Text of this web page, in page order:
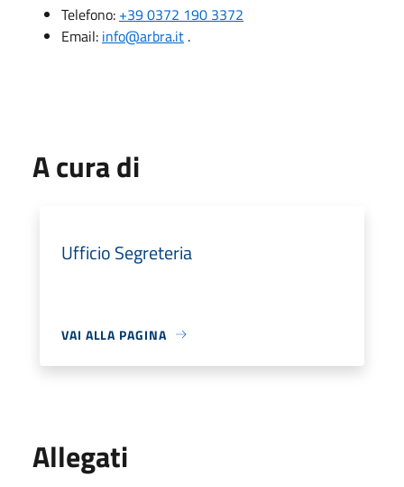
Telefono: +39 0372 190 3372
Email: info@arbra.it .
A cura di
Ufficio Segreteria
VAI ALLA PAGINA
Allegati